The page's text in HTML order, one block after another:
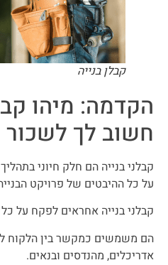
קבלן בנייה
הקדמה: מיהו
חשוב לך
קבלני בנייה הם חלק חיוני
על כל ההיבטים של פרויקט
קבלני בנייה אחראים לפקח על
הם משמשים כמקשר בין הלקוח
אדריכלים, מהנדסים ובנאים.